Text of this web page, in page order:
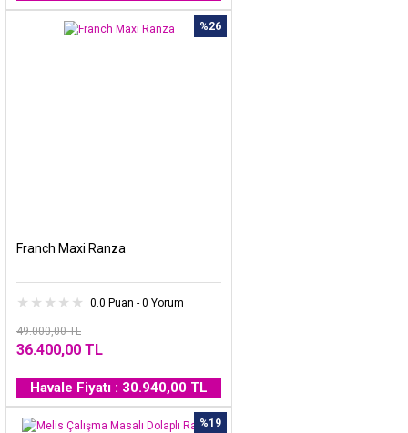
%26
Franch Maxi Ranza
0.0 Puan - 0 Yorum
49.000,00 TL
36.400,00 TL
Havale Fiyatı : 30.940,00 TL
%19